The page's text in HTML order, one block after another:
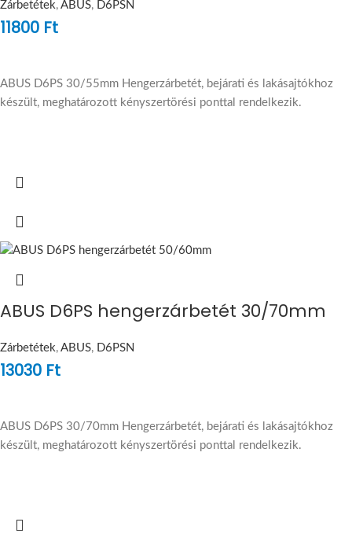
Zárbetétek, ABUS, D6PSN
11800 Ft
ABUS D6PS 30/55mm Hengerzárbetét, bejárati és lakásajtókhoz
készült, meghatározott kényszertörési ponttal rendelkezik.
ABUS D6PS hengerzárbetét 30/70mm
Zárbetétek, ABUS, D6PSN
13030 Ft
ABUS D6PS 30/70mm Hengerzárbetét, bejárati és lakásajtókhoz
készült, meghatározott kényszertörési ponttal rendelkezik.